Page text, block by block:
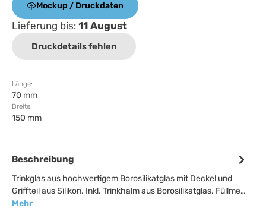
Mockup / Druckdaten
Lieferung bis: 11 August
Druckdetails fehlen
Länge:
70 mm
Breite:
150 mm
Beschreibung
Trinkglas aus hochwertigem Borosilikatglas mit Deckel und
Griffteil aus Silikon. Inkl. Trinkhalm aus Borosilikatglas. Füllme…
Mehr